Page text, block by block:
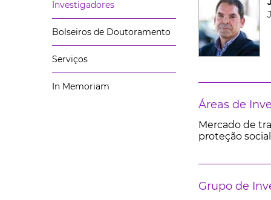
Investigadores
Bolseiros de Doutoramento
Serviços
In Memoriam
Áreas de
Mercado de
proteção social
Grupo de